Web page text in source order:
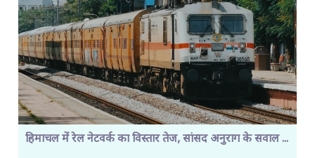
हिमाचल में रेल नेटवर्क का विस्तार तेज, सांसद अनुराग के सवाल ...